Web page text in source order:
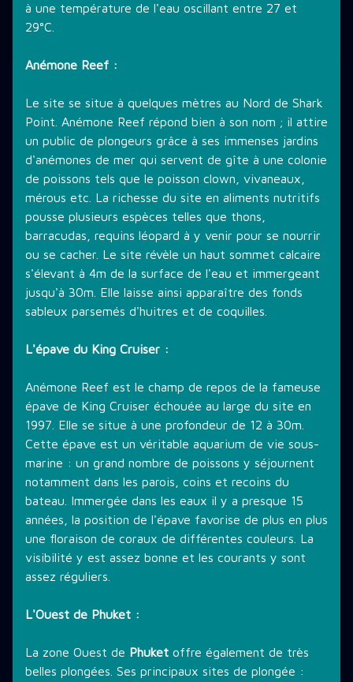
à une température de l'eau oscillant entre 27 et
29°C.
Anémone Reef :
Le site se situe à quelques mètres au Nord de Shark
Point. Anémone Reef répond bien à son nom ; il attire
un public de plongeurs grâce à ses immenses jardins
d'anémones de mer qui servent de gîte à une colonie
de poissons tels que le poisson clown, vivaneaux,
mérous etc. La richesse du site en aliments nutritifs
pousse plusieurs espèces telles que thons,
barracudas, requins léopard à y venir pour se nourrir
ou se cacher. Le site révèle un haut sommet calcaire
s'élevant à 4m de la surface de l'eau et immergeant
jusqu'à 30m. Elle laisse ainsi apparaître des fonds
sableux parsemés d'huitres et de coquilles.
L'épave du King Cruiser :
Anémone Reef est le champ de repos de la fameuse
épave de King Cruiser échouée au large du site en
1997. Elle se situe à une profondeur de 12 à 30m.
Cette épave est un véritable aquarium de vie sous-
marine : un grand nombre de poissons y séjournent
notamment dans les parois, coins et recoins du
bateau. Immergée dans les eaux il y a presque 15
années, la position de l'épave favorise de plus en plus
une floraison de coraux de différentes couleurs. La
visibilité y est assez bonne et les courants y sont
assez réguliers.
L'Ouest de Phuket :
La zone Ouest de Phuket offre également de très
belles plongées. Ses principaux sites de plongée :